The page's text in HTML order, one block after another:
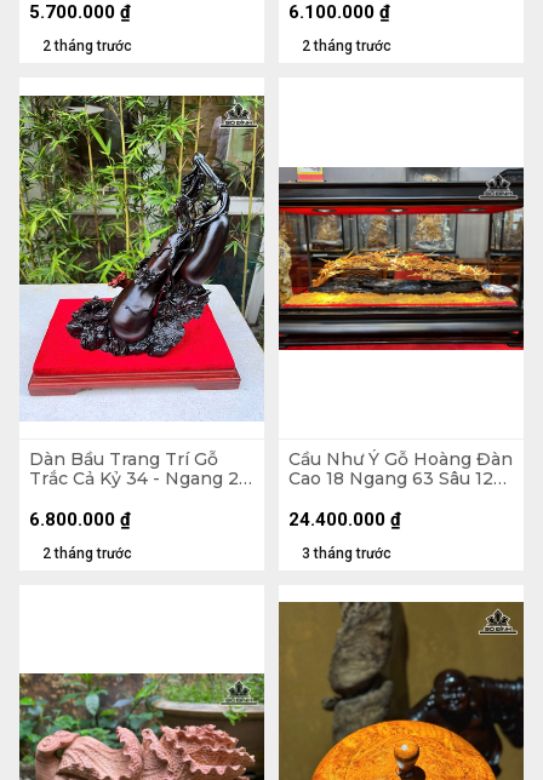
2 tháng trước
5.700.000 ₫
2 tháng trước
6.100.000 ₫
Dàn Bầu Trang Trí Gỗ
Trắc Cả Kỷ 34 - Ngang 23
2 tháng trước
6.800.000 ₫
Cầu Như Ý Gỗ Hoàng Đàn
Cao 18 Ngang 63 Sâu 12
Sâu 26 (cm)
3 tháng trước
24.400.000 ₫